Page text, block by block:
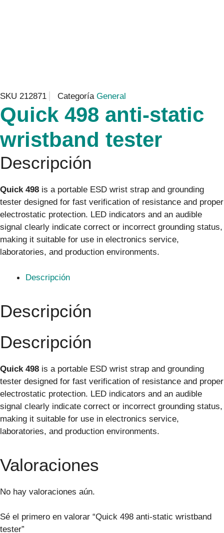
SKU 212871 Categoría General
Quick 498 anti-static
wristband tester
Descripción
Quick 498 is a portable ESD wrist strap and grounding
tester designed for fast verification of resistance and proper
electrostatic protection. LED indicators and an audible
signal clearly indicate correct or incorrect grounding status,
making it suitable for use in electronics service,
laboratories, and production environments.
Descripción
Descripción
Descripción
Quick 498 is a portable ESD wrist strap and grounding
tester designed for fast verification of resistance and proper
electrostatic protection. LED indicators and an audible
signal clearly indicate correct or incorrect grounding status,
making it suitable for use in electronics service,
laboratories, and production environments.
Valoraciones
No hay valoraciones aún.
Sé el primero en valorar “Quick 498 anti-static wristband
tester”